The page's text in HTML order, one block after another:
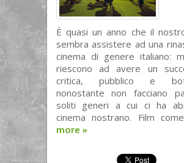
È quasi un anno che il
sembra assistere ad una
cinema di genere italiano:
riescono ad avere un
critica, pubblico e
nonostante non facciano
soliti generi a cui ci ha
cinema nostrano. Film
more »